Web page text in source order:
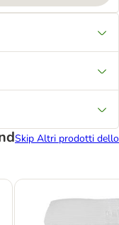
Skip Altri prodotti dello